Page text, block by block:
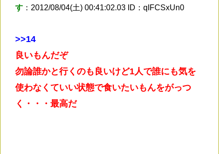
す ：2012/08/04(土) 00:41:02.03 ID：qIFCSxUn0
>>14
良いもんだぞ
勿論誰かと行くのも良いけど1人で誰にも気を
使わなくていい状態で食いたいもんをがっつ
く・・・最高だ